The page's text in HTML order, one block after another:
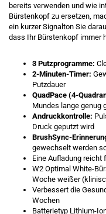
bereits verwenden und wie
Bürstenkopf zu ersetzen,
ein kurzer Signalton Sie
dass Ihr Bürstenkopf immer
3 Putzprogramme:
2-Minuten-Timer:
Putzdauer
QuadPace (4-
Mundes lange genug
Andruckkontrolle:
Druck geputzt wird
BrushSync-
gewechselt werden
Eine Aufladung reicht
W2 Optimal White-
Woche weißer
Verbessert die
Wochen
Batterietyp Lithium-